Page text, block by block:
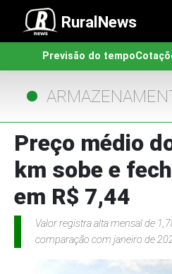
RuralNews
Previsão do tempo
Preço médio
km sobe e
em R$ 7,44
Valor registra alta mensal de
comparação com janeiro de